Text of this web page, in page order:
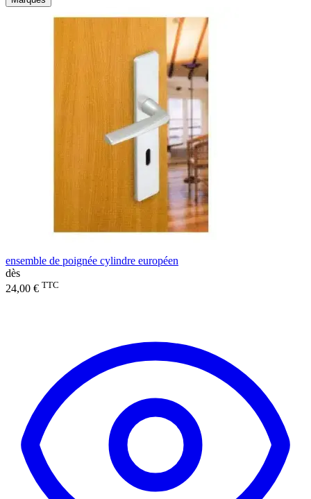
ensemble de poignée cylindre européen
dès
24,00 € TTC